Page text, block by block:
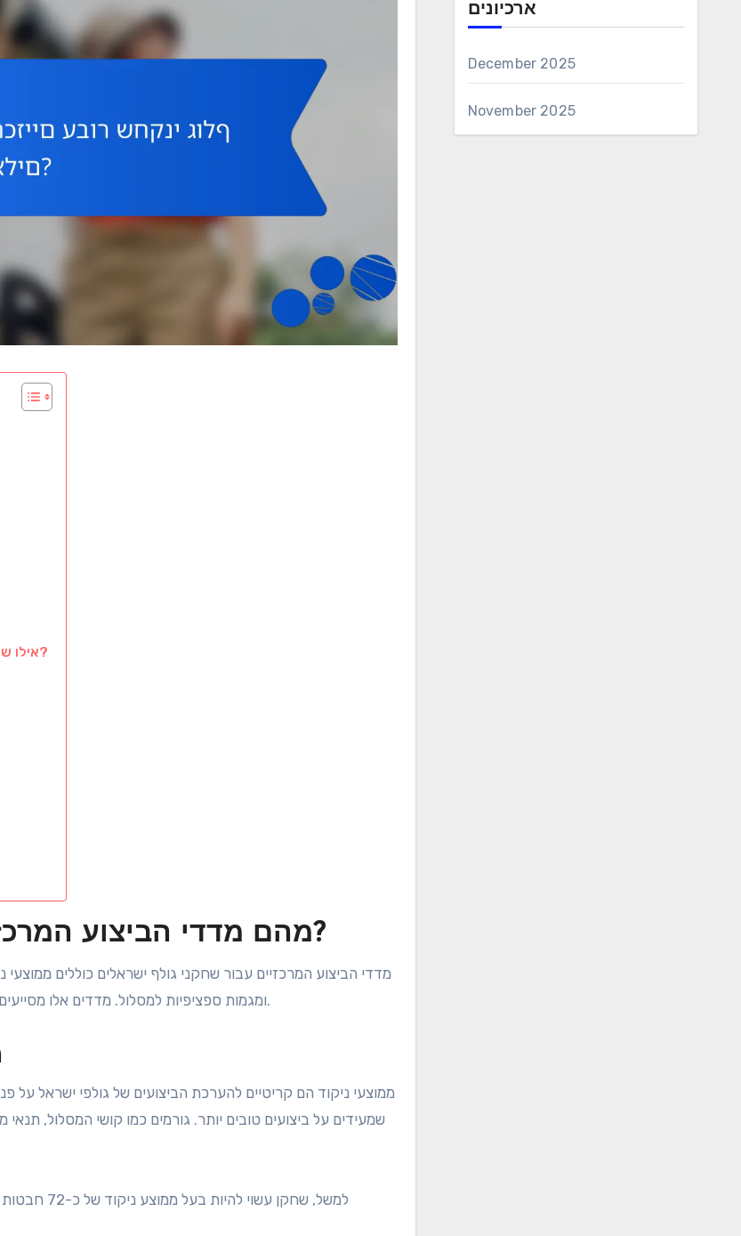
אילו שחקני גולף ישראלים יש להם את מדדי הביצוע הטובים ביותר במסלול?
מהם מדדי הביצוע המרכזיים עבור שחקני גולף ישראלים?
מדדי הביצוע המרכזיים עבור שחקני גולף ישראלים כוללים ממוצעי
ומגמות ספציפיות למסלול. מדדים אלו מסייעים בהערכת כישורי השחקנים ועקביותם על פני מסלולים ותנאים שונים.
ממוצעי ניקוד הם קריטיים להערכת הביצועים של גולפי ישראל על
שמעידים על ביצועים טובים יותר. גורמים כמו קושי המסלול, תנאי
ארכיונים
December 2025
November 2025